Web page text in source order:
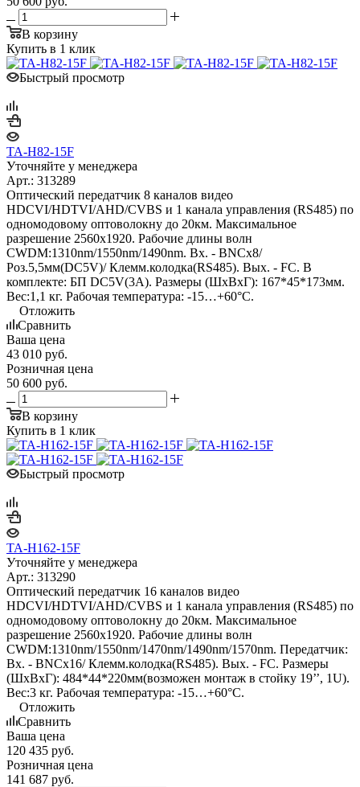
В корзину
Купить в 1 клик
Быстрый просмотр
TA-H82-15F
Уточняйте у менеджера
Арт.: 313289
Оптический передатчик 8 каналов видео
HDCVI/HDTVI/AHD/CVBS и 1 канала управления (RS485) по
одномодовому оптоволокну до 20км. Максимальное
разрешение 2560x1920. Рабочие длины волн
CWDM:1310nm/1550nm/1490nm. Вх. - BNCх8/
Роз.5,5мм(DC5V)/ Клемм.колодка(RS485). Вых. - FC. В
комплекте: БП DC5V(3A). Размеры (ШxВxГ): 167*45*173мм.
Вес:1,1 кг. Рабочая температура: -15…+60°С.
Отложить
Сравнить
Ваша цена
43 010 руб.
Розничная цена
50 600 руб.
В корзину
Купить в 1 клик
Быстрый просмотр
TA-H162-15F
Уточняйте у менеджера
Арт.: 313290
Оптический передатчик 16 каналов видео
HDCVI/HDTVI/AHD/CVBS и 1 канала управления (RS485) по
одномодовому оптоволокну до 20км. Максимальное
разрешение 2560x1920. Рабочие длины волн
CWDM:1310nm/1550nm/1470nm/1490nm/1570nm. Передатчик:
Вх. - BNCх16/ Клемм.колодка(RS485). Вых. - FС. Размеры
(ШxВxГ): 484*44*220мм(возможен монтаж в стойку 19’’, 1U).
Вес:3 кг. Рабочая температура: -15…+60°С.
Отложить
Сравнить
Ваша цена
120 435 руб.
Розничная цена
141 687 руб.